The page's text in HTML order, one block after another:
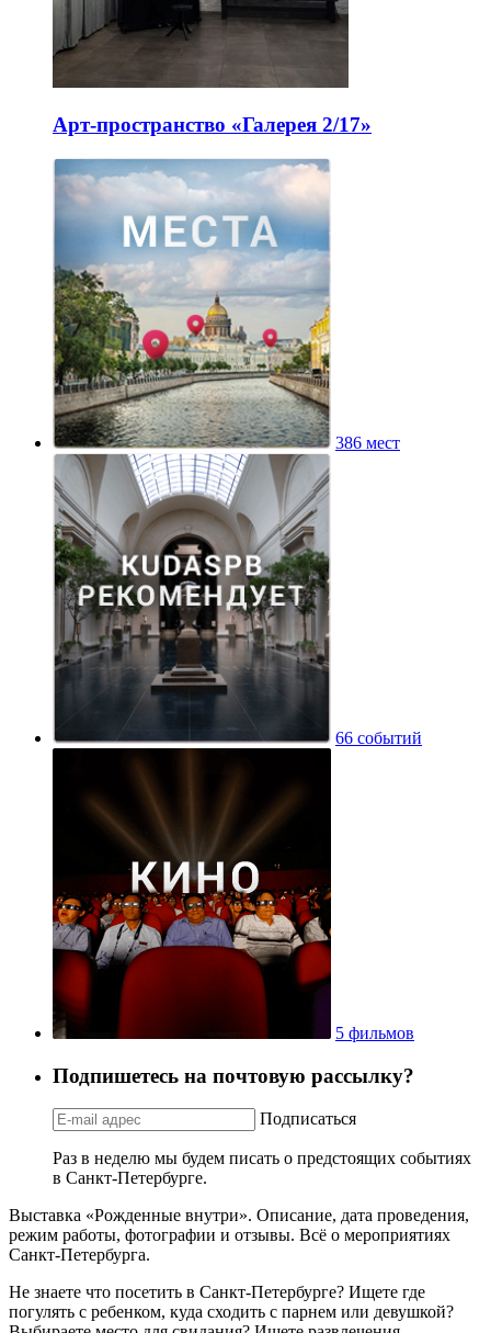
Арт-пространство «Галерея 2/17»
386 мест
66 событий
5 фильмов
Подпишетесь на почтовую рассылку?
Подписаться
Раз в неделю мы будем писать о предстоящих событиях
в Санкт-Петербурге.
Выставка «Рожденные внутри». Описание, дата проведения,
режим работы, фотографии и отзывы. Всё о мероприятиях
Санкт-Петербурга.
Не знаете что посетить в Санкт-Петербурге? Ищете где
погулять с ребенком, куда сходить с парнем или девушкой?